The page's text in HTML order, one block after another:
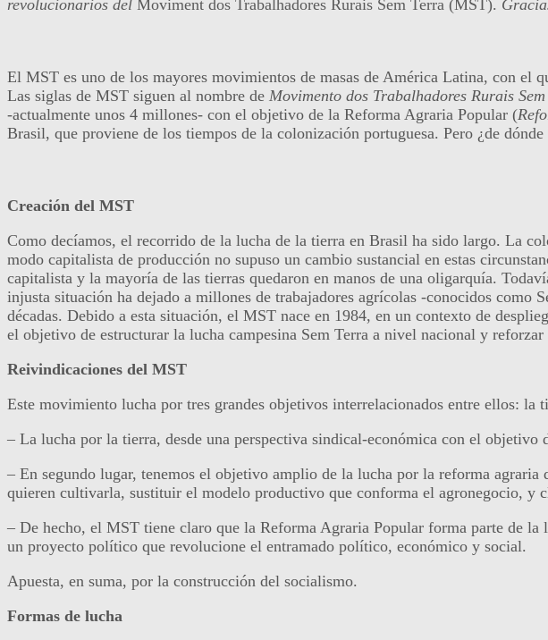
revolucionarios del Moviment dos Trabalhadores Rurais Sem Terra (MST).
El MST es uno de los mayores movimientos de masas de América Latina, con el
Las siglas de MST siguen al nombre de Movimento dos Trabalhadores Rurais
-actualmente unos 4 millones- con el objetivo de la Reforma Agraria Popular (
Brasil, que proviene de los tiempos de la colonización portuguesa. Pero ¿de
Creación del MST
Como decíamos, el recorrido de la lucha de la tierra en Brasil ha sido largo. La
modo capitalista de producción no supuso un cambio sustancial en estas
capitalista y la mayoría de las tierras quedaron en manos de una oligarquía.
injusta situación ha dejado a millones de trabajadores agrícolas -conocidos
décadas. Debido a esta situación, el MST nace en 1984, en un contexto de
el objetivo de estructurar la lucha campesina Sem Terra a nivel nacional y
Reivindicaciones del MST
Este movimiento lucha por tres grandes objetivos interrelacionados entre ellos:
– La lucha por la tierra, desde una perspectiva sindical-económica con el objetivo
– En segundo lugar, tenemos el objetivo amplio de la lucha por la reforma
quieren cultivarla, sustituir el modelo productivo que conforma el agronegocio, y
– De hecho, el MST tiene claro que la Reforma Agraria Popular forma parte de
un proyecto político que revolucione el entramado político, económico y social.
Apuesta, en suma, por la construcción del socialismo.
Formas de lucha